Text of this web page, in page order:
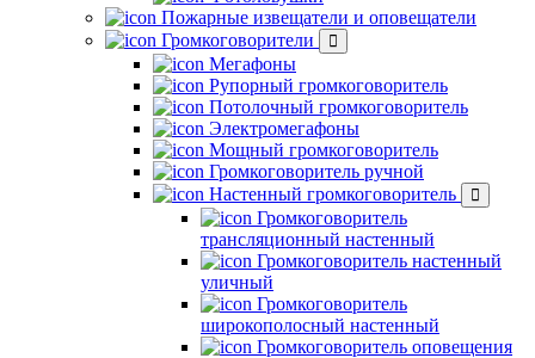
Пожарные извещатели и оповещатели
Громкоговорители
Мегафоны
Рупорный громкоговоритель
Потолочный громкоговоритель
Электромегафоны
Мощный громкоговоритель
Громкоговоритель ручной
Настенный громкоговоритель
Громкоговоритель
трансляционный настенный
Громкоговоритель настенный
уличный
Громкоговоритель
широкополосный настенный
Громкоговоритель оповещения